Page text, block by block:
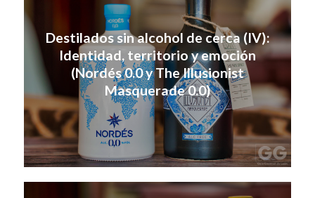
Destilados sin alcohol de cerca (IV):
Identidad, territorio y emoción
(Nordés 0.0 y The Illusionist
Masquerade 0.0)